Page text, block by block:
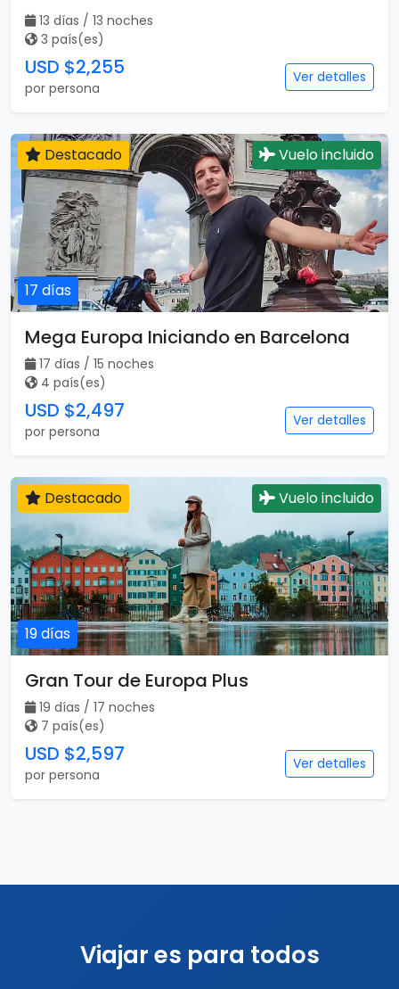
13 días / 13 noches
3 país(es)
USD $2,255
por persona
Ver detalles
17 días
Destacado Vuelo incluido
Mega Europa Iniciando en Barcelona
17 días / 15 noches
4 país(es)
USD $2,497
por persona
Ver detalles
19 días
Destacado Vuelo incluido
Gran Tour de Europa Plus
19 días / 17 noches
7 país(es)
USD $2,597
por persona
Ver detalles
Viajar es para todos